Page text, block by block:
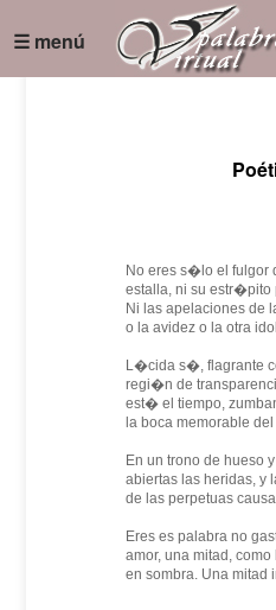
☰ menú
No eres s�lo el fulgor
estalla, ni su estr�pito
Ni las apelaciones de
o la avidez o la otra
L�cida s�, flagrante
regi�n de
est� el tiempo,
la boca memorable
En un trono de hueso
abiertas las heridas, y
de las perpetuas
Eres es palabra no
amor, una mitad, como
en sombra. Una mitad